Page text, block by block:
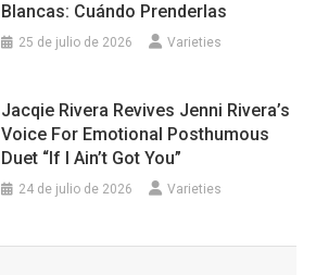
Blancas: Cuándo Prenderlas
25 de julio de 2026 Varieties
Jacqie Rivera Revives Jenni Rivera’s
Voice For Emotional Posthumous
Duet “If I Ain’t Got You”
24 de julio de 2026 Varieties